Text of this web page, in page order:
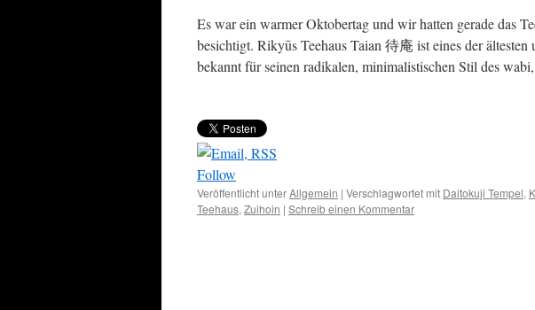
Es war ein warmer Oktobertag und wir hatten gerade das
besichtigt. Rikyūs Teehaus Taian 待庵 ist eines der ältesten
bekannt für seinen radikalen, minimalistischen Stil des
Follow
Veröffentlicht unterAllgemein | Verschlagwortet mit Daitokuji Tempel,
Teehaus, Zuihoin | Schreib einen Kommentar